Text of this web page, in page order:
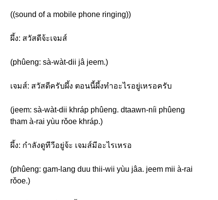
((sound of a mobile phone ringing))
ผึ้ง: สวัสดีจ้ะเจมส์
(phûeng: sà-wàt-dii jâ jeem.)
เจมส์: สวัสดีครับผึ้ง ตอนนี้ผึ้งทำอะไรอยู่เหรอครับ
(jeem: sà-wàt-dii khráp phûeng. dtaawn-níi phûeng
tham à-rai yùu rǒoe khráp.)
ผึ้ง: กำลังดูทีวีอยู่จ้ะ เจมส์มีอะไรเหรอ
(phûeng: gam-lang duu thii-wii yùu jâa. jeem mii à-rai
rǒoe.)